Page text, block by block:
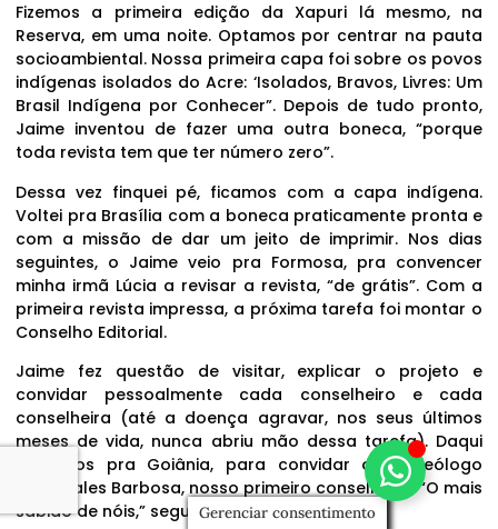
Fizemos a primeira edição da Xapuri lá mesmo, na
Reserva, em uma noite. Optamos por centrar na pauta
socioambiental. Nossa primeira capa foi sobre os povos
indígenas isolados do Acre: ‘Isolados, Bravos, Livres: Um
Brasil Indígena por Conhecer”. Depois de tudo pronto,
Jaime inventou de fazer uma outra boneca, “porque
toda revista tem que ter número zero”.
Dessa vez finquei pé, ficamos com a capa indígena.
Voltei pra Brasília com a boneca praticamente pronta e
com a missão de dar um jeito de imprimir. Nos dias
seguintes, o Jaime veio pra Formosa, pra convencer
minha irmã Lúcia a revisar a revista, “de grátis”. Com a
primeira revista impressa, a próxima tarefa foi montar o
Conselho Editorial.
Jaime fez questão de visitar, explicar o projeto e
convidar pessoalmente cada conselheiro e cada
conselheira (até a doença agravar, nos seus últimos
meses de vida, nunca abriu mão dessa tarefa). Daqui
rumamos pra Goiânia, para convidar o arqueólogo
Altair Sales Barbosa, nosso primeiro conselheiro. “O mais
sabido de nóis,” segundo o Jaime.
Gerenciar consentimento